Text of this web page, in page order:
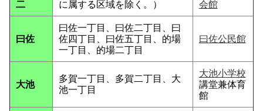
二
に属する区域を除く。）
会館
曰佐
曰佐一丁目、曰佐二丁目、曰
佐四丁目、曰佐五丁目、的場
一丁目、的場二丁目
曰佐公民館
大池
多賀一丁目、多賀二丁目、大
池一丁目
大池小学校
講堂兼体育
館